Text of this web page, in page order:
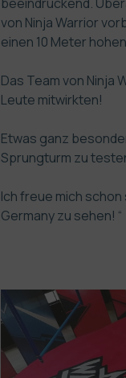
von Ninja Warrior
einen 10 Meter
Das Team von Ninja
Leute mitwirkten!
Etwas ganz
Sprungturm zu
Ich freue mich schon
Germany zu sehen! “